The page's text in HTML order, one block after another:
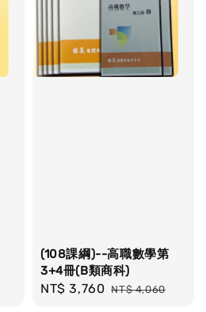
(108課綱)--高職數學第
3+4冊(B類商科)
Sale
NT$ 3,760 Regular
NT$ 4,060